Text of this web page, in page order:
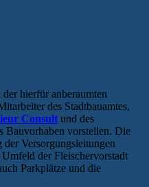
der hierfür anberaumten
des Stadtbauamtes,
Consult und des
Bauvorhaben vorstellen. Die
der Versorgungsleitungen
der Fleischervorstadt
Parkplätze und die